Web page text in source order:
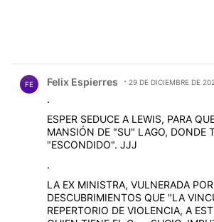
FE Felix Espierres 29 DE DICIEMBRE DE
.
ESPER SEDUCE A LEWIS, PARA
MANSIÓN DE "SU" LAGO, DONDE
"ESCONDIDO". JJJ
.
LA EX MINISTRA, VULNERADA
DESCUBRIMIENTOS QUE "LA
REPERTORIO DE VIOLENCIA, A